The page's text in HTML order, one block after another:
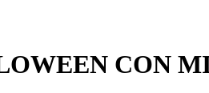
CON